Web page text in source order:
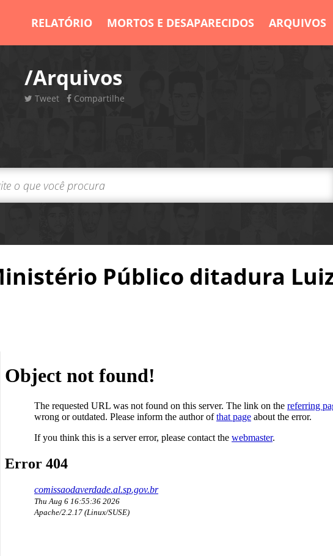
RELATÓRIO MORTOS E DESAPARECIDOS ARQUIVOS
/Arquivos
Tweet Compartilhe
Público ditadura